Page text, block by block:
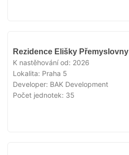
Rezidence Elišky Přemyslovny
K nastěhování od: 2026
Lokalita: Praha 5
Developer: BAK Development
Počet jednotek: 35